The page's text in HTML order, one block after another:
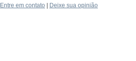
Entre em contato Deixe sua opinião